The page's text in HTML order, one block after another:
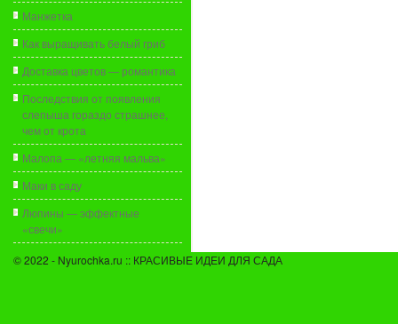
Манжетка
Как выращивать белый гриб
Доставка цветов — романтика
Последствия от появления
слепыша гораздо страшнее,
чем от крота
Малопа — «летняя мальва»
Маки в саду
Люпины — эффектные
«свечи»
© 2022 - Nyurochka.ru :: КРАСИВЫЕ ИДЕИ ДЛЯ САДА